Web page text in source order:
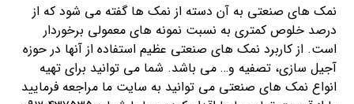
نمک های صنعتی به آن دسته از نمک ها گفته می شود که از
درصد خلوص کمتری به نسبت نمونه های معمولی برخوردار
است. از کاربرد نمک های صنعتی عظیم استفاده از آنها در حوزه
آجیل سازی، تصفیه و… می باشد. شما می توانید برای تهیه
انواع نمک های صنعتی می توانید به سایت ما مراجعه فرمایید